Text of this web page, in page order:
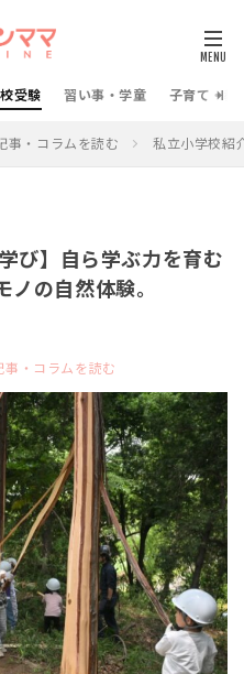
受験 習い事・学童 子育て・教
事・コラムを読む 私立小学校紹
び】自ら学ぶ力を育む
の自然体験。
事・コラムを読む